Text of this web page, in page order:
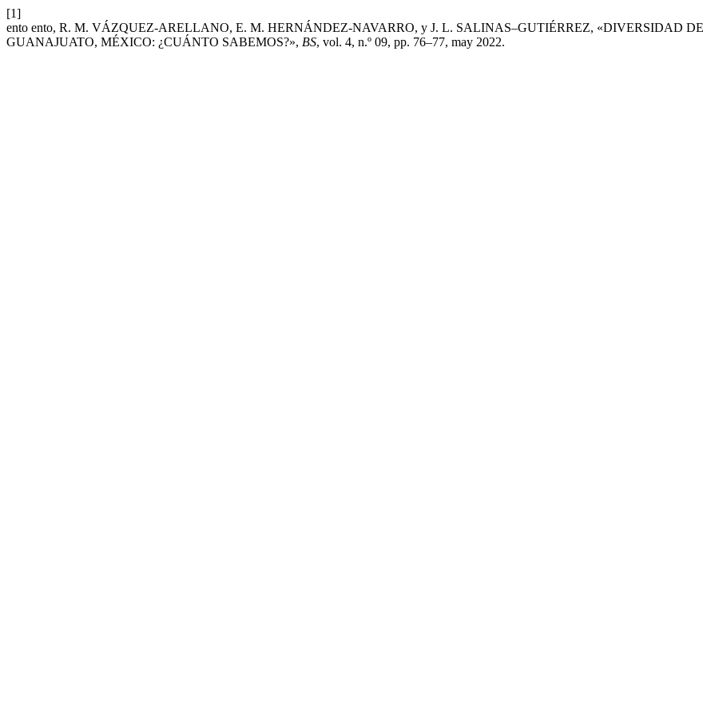
[1]
ento ento, R. M. VÁZQUEZ-ARELLANO, E. M. HERNÁNDEZ-NAVARRO, y J. L. SALINAS–GUTIÉRREZ, «DIVERSIDAD
GUANAJUATO, MÉXICO: ¿CUÁNTO SABEMOS?», BS, vol. 4, n.º 09, pp. 76–77, may 2022.